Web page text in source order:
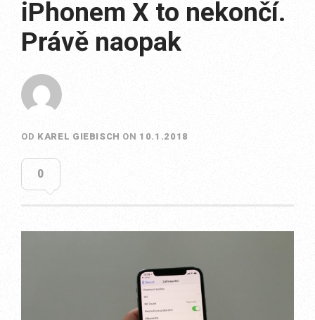
iPhonem X to nekončí.
Právě naopak
OD KAREL GIEBISCH ON 10.1.2018
0